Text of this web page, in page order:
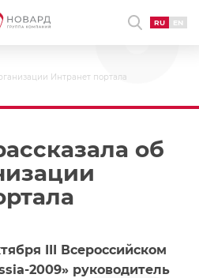
RU EN
Интранет портала
об
III Всероссийском
2009» руководитель